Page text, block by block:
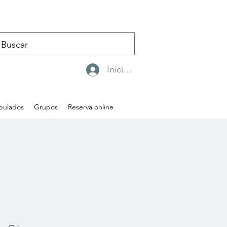
Iniciar sesión
Grupos Reserva online